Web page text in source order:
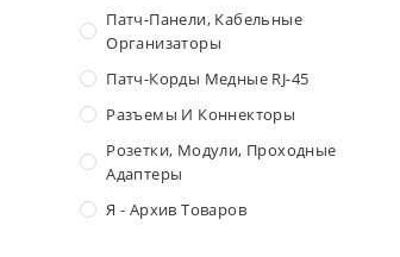
Патч-Панели, Кабельные
Организаторы
Патч-Корды Медные RJ-45
Разъемы И Коннекторы
Розетки, Модули, Проходные
Адаптеры
Я - Архив Товаров